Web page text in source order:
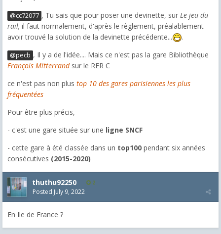
@cc72077 , Tu sais que pour poser une devinette, sur Le jeu du
rail, il faut normalement, d'après le règlement, préalablement
avoir trouvé la solution de la devinette précédente...
.
@pecb , Il y a de l'idée.... Mais ce n'est pas la gare Bibliothèque
François Mitterrand sur le RER C
ce n'est pas non plus top 10 des gares parisiennes les plus
fréquentées
Pour être plus précis,
- c'est une gare située sur une ligne SNCF
- cette gare à été classée dans un top100 pendant six années
consécutives (2015-2020)
thuthu92250 2
Posted July 9, 2022
En Ile de France ?